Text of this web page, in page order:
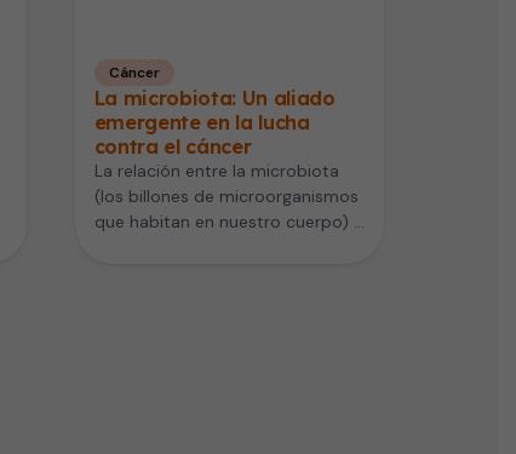
Cáncer
La microbiota: Un aliado
emergente en la lucha
contra el cáncer
La relación entre la microbiota
(los billones de microorganismos
que habitan en nuestro cuerpo) y